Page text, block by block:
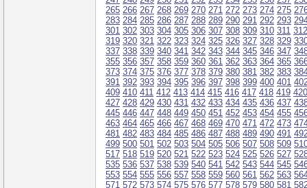
265 266 267 268 269 270 271 272 273 274 275
283 284 285 286 287 288 289 290 291 292 293
301 302 303 304 305 306 307 308 309 310 311 312
319 320 321 322 323 324 325 326 327 328 329
337 338 339 340 341 342 343 344 345 346 347
355 356 357 358 359 360 361 362 363 364 365
373 374 375 376 377 378 379 380 381 382 383
391 392 393 394 395 396 397 398 399 400 401
409 410 411 412 413 414 415 416 417 418 419 420
427 428 429 430 431 432 433 434 435 436 437
445 446 447 448 449 450 451 452 453 454 455
463 464 465 466 467 468 469 470 471 472 473
481 482 483 484 485 486 487 488 489 490 491
499 500 501 502 503 504 505 506 507 508 509
517 518 519 520 521 522 523 524 525 526 527
535 536 537 538 539 540 541 542 543 544 545
553 554 555 556 557 558 559 560 561 562 563
571 572 573 574 575 576 577 578 579 580 581